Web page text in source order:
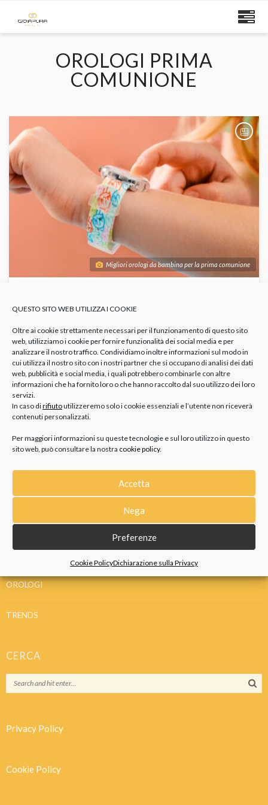
QUESTO SITO WEB UTILIZZA I COOKIE
Oltre ai cookie strettamente necessari per il funzionamento di questo sito
web, utilizziamo i cookie per fornire funzionalità dei social media e per
analizzare il nostro traffico. Condividiamo inoltre informazioni sul modo in
cui utilizza il nostro sito con i nostri partner che si occupano di analisi dei dati
web, pubblicità e social media, i quali potrebbero combinarle con altre
informazioni che ha fornito loro o che hanno raccolto dal suo utilizzo dei loro
servizi.
In caso dirifiutoutilizzeremo solo i cookie essenziali e l’utente non riceverà
contenuti personalizzati.
Per maggiori informazioni su queste tecnologie e sul loro utilizzo in questo
sito web, può consultare la nostra cookie policy.
Accetta
Nega
Preferenze
Cookie PolicyDichiarazione sulla Privacy
OROLOGI PRIMA
COMUNIONE
Migliori orologi da bambina per la prima comunione
MODELLI SUPER CARINI
OROLOGI I Migliori Orologi Prima Comunione
Il giorno della prima comunione è, per una bimba, un evento
spirituale molto importante e sentito. Per questo motivo...
CATEGORIE
GIOIELLI
OROLOGI
TRENDS
CERCA
Privacy Policy
Cookie Policy